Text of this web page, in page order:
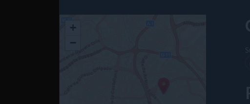
+
−